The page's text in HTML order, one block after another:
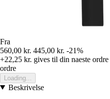
Fra
560,00 kr. 445,00 kr. -21%
+22,25 kr. gives til din naeste ordre
ordre
Loading...
Beskrivelse